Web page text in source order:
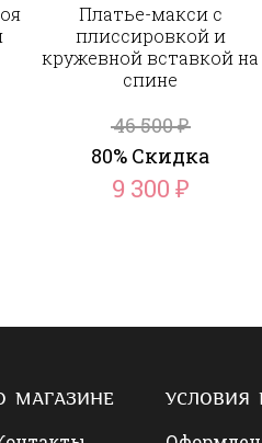
Платье-макси с
плиссировкой и
кружевной вставкой на
спине
46 500₽
80% Скидка
9 300 ₽
МАГАЗИНЕ УСЛОВИЯ